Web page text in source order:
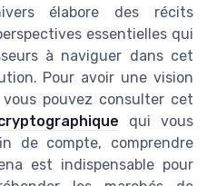
élabore des récits
essentielles qui
à naviguer dans cet
Pour avoir une vision
pouvez consulter cet
qui vous
de compte, comprendre
est indispensable pour